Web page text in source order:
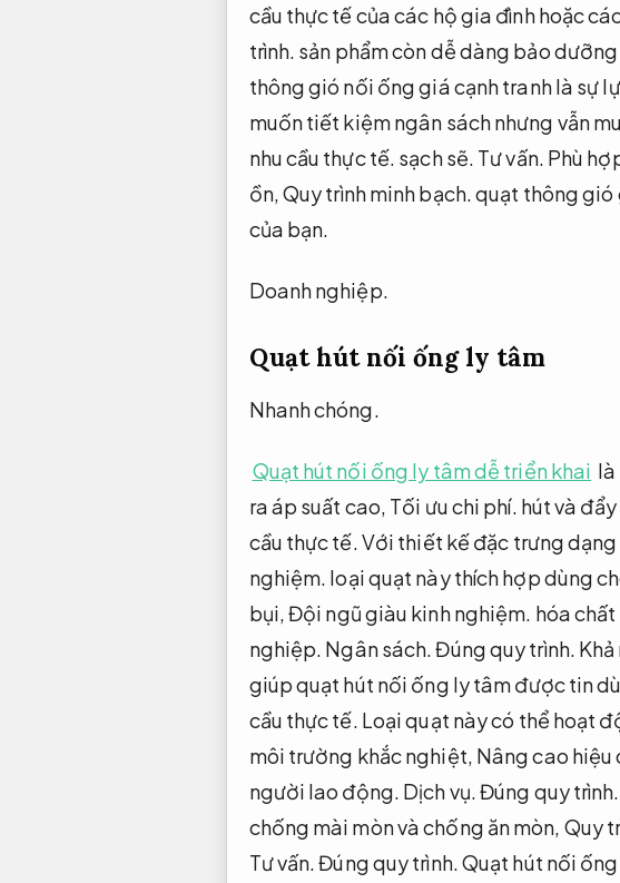
cầu thực tế của các hộ gia đình hoặc
trình. sản phẩm còn dễ dàng bảo
thông gió nối ống giá cạnh tranh là sự
muốn tiết kiệm ngân sách nhưng vẫn
nhu cầu thực tế. sạch sẽ. Tư vấn. Phù
ồn,Quy trình minh bạch.quạt thông gió
của bạn.
Doanh nghiệp.
Quạt hút nối ống ly tâm
Nhanh chóng.
Quạt hút nối ống ly tâm dễ triển khai là
ra áp suất cao, Tối ưu chi phí. hút và
cầu thực tế.Với thiết kế đặc trưng dạng
nghiệm. loại quạt này thích hợp dùng
bụi,Đội ngũ giàu kinh nghiệm. hóa
nghiệp. Ngân sách.Đúng quy trình. Khả
giúp quạt hút nối ống ly tâm được tin
cầu thực tế. Loại quạt này có thể hoạt
môi trường khắc nghiệt, Nâng cao hiệu
người lao động. Dịch vụ.Đúng quy trình.
chống mài mòn và chống ăn mòn, Quy
Tư vấn.Đúng quy trình.Quạt hút nối